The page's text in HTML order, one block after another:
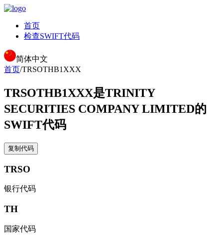
首页
检查SWIFT代码
简体中文
首页/TRSOTHB1XXX
TRSOTHB1XXX是TRINITY
SECURITIES COMPANY LIMITED的
SWIFT代码
复制代码
TRSO
银行代码
TH
国家代码